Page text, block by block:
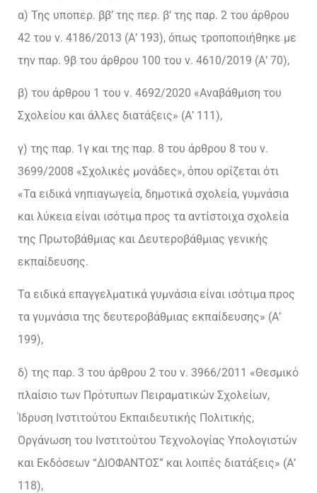
α) Της υποπερ. ββ’ της περ. β’ της παρ. 2 του άρθρου
42 του ν. 4186/2013 (Α’ 193), όπως τροποποιήθηκε με
την παρ. 9β του άρθρου 100 του ν. 4610/2019 (Α’ 70),
β) του άρθρου 1 του ν. 4692/2020 «Αναβάθμιση του
Σχολείου και άλλες διατάξεις» (Α’ 111),
γ) της παρ. 1γ και της παρ. 8 του άρθρου 8 του ν.
3699/2008 «Σχολικές μονάδες», όπου ορίζεται ότι
«Τα ειδικά νηπιαγωγεία, δημοτικά σχολεία, γυμνάσια
και λύκεια είναι ισότιμα προς τα αντίστοιχα σχολεία
της Πρωτοβάθμιας και Δευτεροβάθμιας γενικής
εκπαίδευσης.
Τα ειδικά επαγγελματικά γυμνάσια είναι ισότιμα προς
τα γυμνάσια της δευτεροβάθμιας εκπαίδευσης» (Α’
199),
δ) της παρ. 3 του άρθρου 2 του ν. 3966/2011 «Θεσμικό
πλαίσιο των Πρότυπων Πειραματικών Σχολείων,
Ίδρυση Ινστιτούτου Εκπαιδευτικής Πολιτικής,
Οργάνωση του Ινστιτούτου Τεχνολογίας Υπολογιστών
και Εκδόσεων “ΔΙΟΦΑΝΤΟΣ” και λοιπές διατάξεις» (Α’
118),